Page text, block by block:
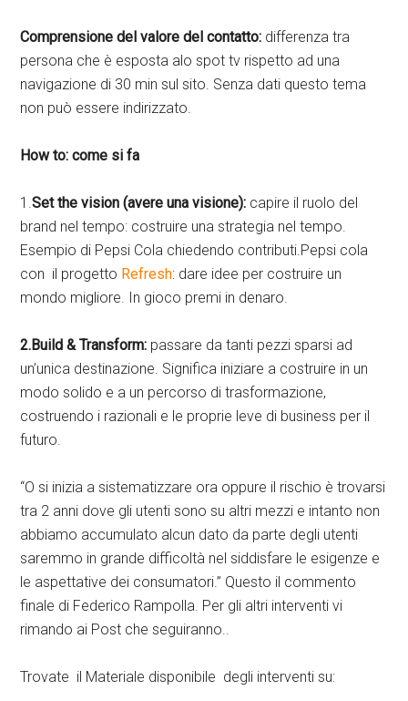
Comprensione del valore del contatto: differenza tra
persona che è esposta alo spot tv rispetto ad una
navigazione di 30 min sul sito. Senza dati questo tema
non può essere indirizzato.
How to: come si fa
1.Set the vision (avere una visione): capire il ruolo del
brand nel tempo: costruire una strategia nel tempo.
Esempio di Pepsi Cola chiedendo contributi.Pepsi cola
con il progetto Refresh: dare idee per costruire un
mondo migliore. In gioco premi in denaro.
2.Build & Transform: passare da tanti pezzi sparsi ad
un’unica destinazione. Significa iniziare a costruire in un
modo solido e a un percorso di trasformazione,
costruendo i razionali e le proprie leve di business per il
futuro.
“O si inizia a sistematizzare ora oppure il rischio è trovarsi
tra 2 anni dove gli utenti sono su altri mezzi e intanto non
abbiamo accumulato alcun dato da parte degli utenti
saremmo in grande difficoltà nel siddisfare le esigenze e
le aspettative dei consumatori.” Questo il commento
finale di Federico Rampolla. Per gli altri interventi vi
rimando ai Post che seguiranno..
Trovate il Materiale disponibile degli interventi su: